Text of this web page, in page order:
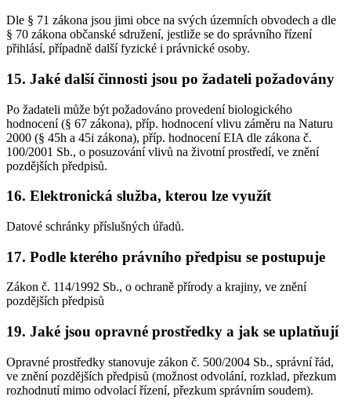
Dle § 71 zákona jsou jimi obce na svých územních obvodech a dle
§ 70 zákona občanské sdružení, jestliže se do správního řízení
přihlásí, případně další fyzické i právnické osoby.
15. Jaké další činnosti jsou po žadateli požadovány
Po žadateli může být požadováno provedení biologického
hodnocení (§ 67 zákona), příp. hodnocení vlivu záměru na Naturu
2000 (§ 45h a 45i zákona), příp. hodnocení EIA dle zákona č.
100/2001 Sb., o posuzování vlivů na životní prostředí, ve znění
pozdějších předpisů.
16. Elektronická služba, kterou lze využít
Datové schránky příslušných úřadů.
17. Podle kterého právního předpisu se postupuje
Zákon č. 114/1992 Sb., o ochraně přírody a krajiny, ve znění
pozdějších předpisů
19. Jaké jsou opravné prostředky a jak se uplatňují
Opravné prostředky stanovuje zákon č. 500/2004 Sb., správní řád,
ve znění pozdějších předpisů (možnost odvolání, rozklad, přezkum
rozhodnutí mimo odvolací řízení, přezkum správním soudem).